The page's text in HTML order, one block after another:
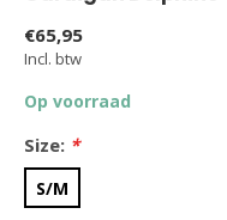
€65,95
Incl. btw
Op voorraad
Size: *
S/M